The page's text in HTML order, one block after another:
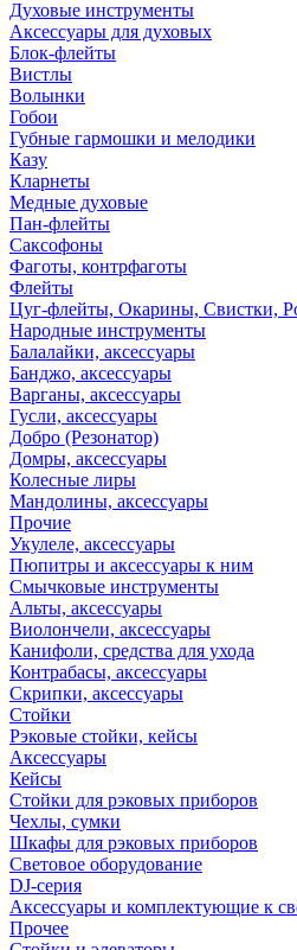
Духовые инструменты
Аксессуары для духовых
Блок-флейты
Вистлы
Волынки
Гобои
Губные гармошки и мелодики
Казу
Кларнеты
Медные духовые
Пан-флейты
Саксофоны
Фаготы, контрфаготы
Флейты
Цуг-флейты, Окарины, Свистки,
Народные инструменты
Балалайки, аксессуары
Банджо, аксессуары
Варганы, аксессуары
Гусли, аксессуары
Добро (Резонатор)
Домры, аксессуары
Колесные лиры
Мандолины, аксессуары
Прочие
Укулеле, аксессуары
Пюпитры и аксессуары к ним
Смычковые инструменты
Альты, аксессуары
Виолончели, аксессуары
Канифоли, средства для ухода
Контрабасы, аксессуары
Скрипки, аксессуары
Стойки
Рэковые стойки, кейсы
Аксессуары
Кейсы
Стойки для рэковых приборов
Чехлы, сумки
Шкафы для рэковых приборов
Световое оборудование
DJ-серия
Аксессуары и комплектующие к
Прочее